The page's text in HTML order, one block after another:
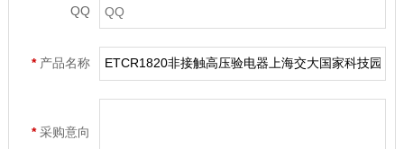
QQ
* 产品名称
*采购意向